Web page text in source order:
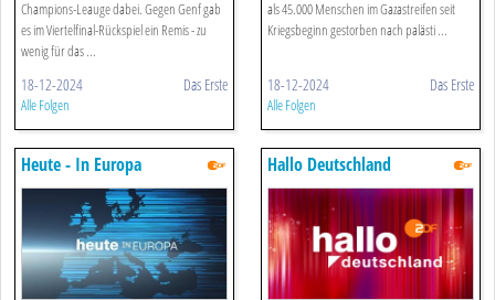
Champions-Leauge dabei. Gegen Genf gab
es im Viertelfinal-Rückspiel ein Remis - zu
wenig für das ...
18-12-2024 Das Erste
Alle Folgen
als 45.000 Menschen im Gazastreifen seit
Kriegsbeginn gestorben nach palästi ...
18-12-2024 Das Erste
Alle Folgen
Heute - In Europa Hallo Deutschland